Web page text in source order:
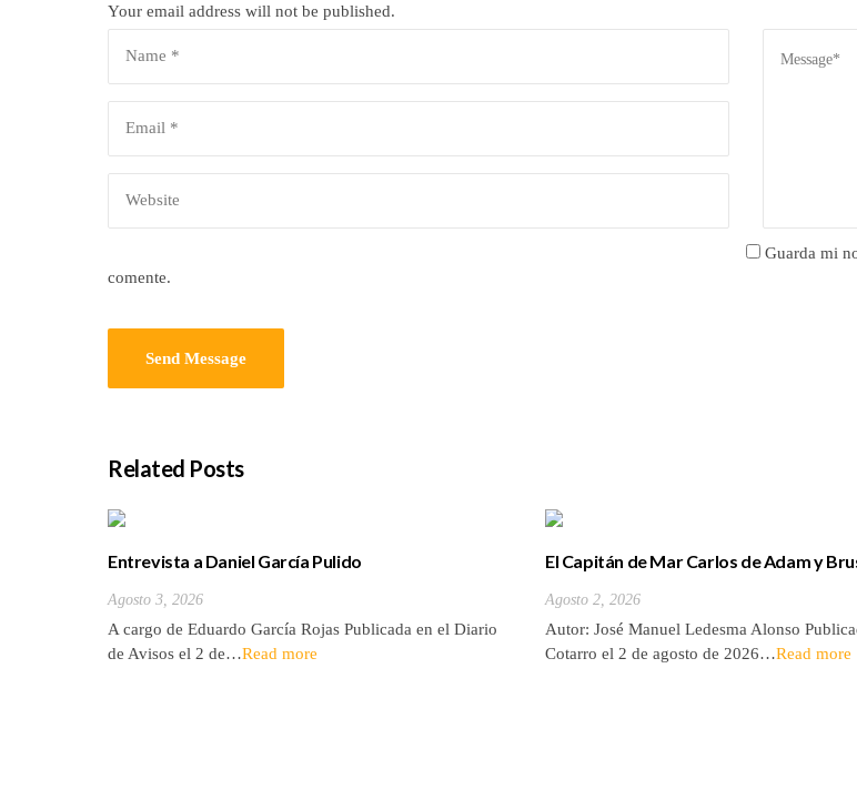
Your email address will not be published.
Guarda mi
comente.
Related Posts
Entrevista a Daniel García Pulido
Agosto 3, 2026
A cargo de Eduardo García Rojas Publicada en el Diario
de Avisos el 2 de…Read more
El Capitán de Mar Carlos de Adam y
Agosto 2, 2026
Autor: José Manuel Ledesma Alonso
Cotarro el 2 de agosto de 2026…Read more